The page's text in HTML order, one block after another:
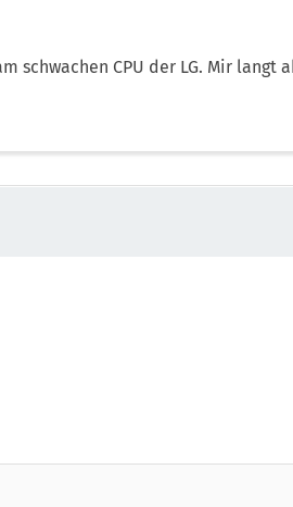
CPU der LG. Mir langt